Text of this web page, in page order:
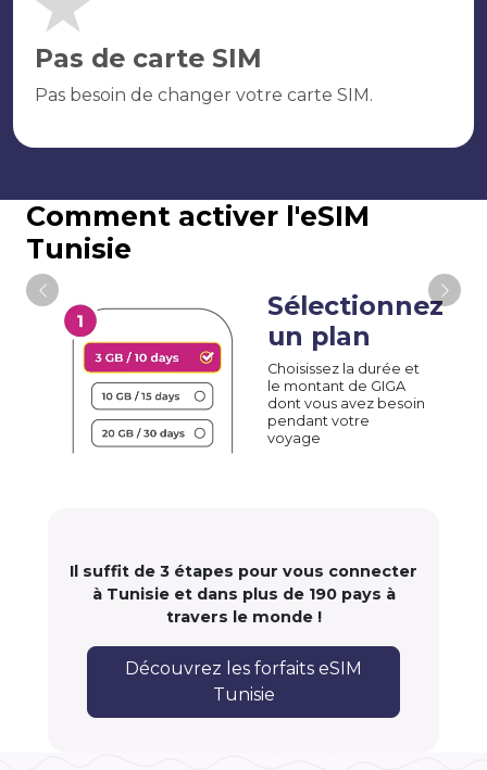
Pas de carte SIM
Pas besoin de changer votre carte SIM.
Comment activer l'eSIM
Tunisie
Sélectionnez
un plan
Choisissez la durée et
le montant de GIGA
dont vous avez besoin
pendant votre
voyage
Il suffit de 3 étapes pour vous connecter
à Tunisie et dans plus de 190 pays à
travers le monde !
Découvrez les forfaits eSIM
Tunisie